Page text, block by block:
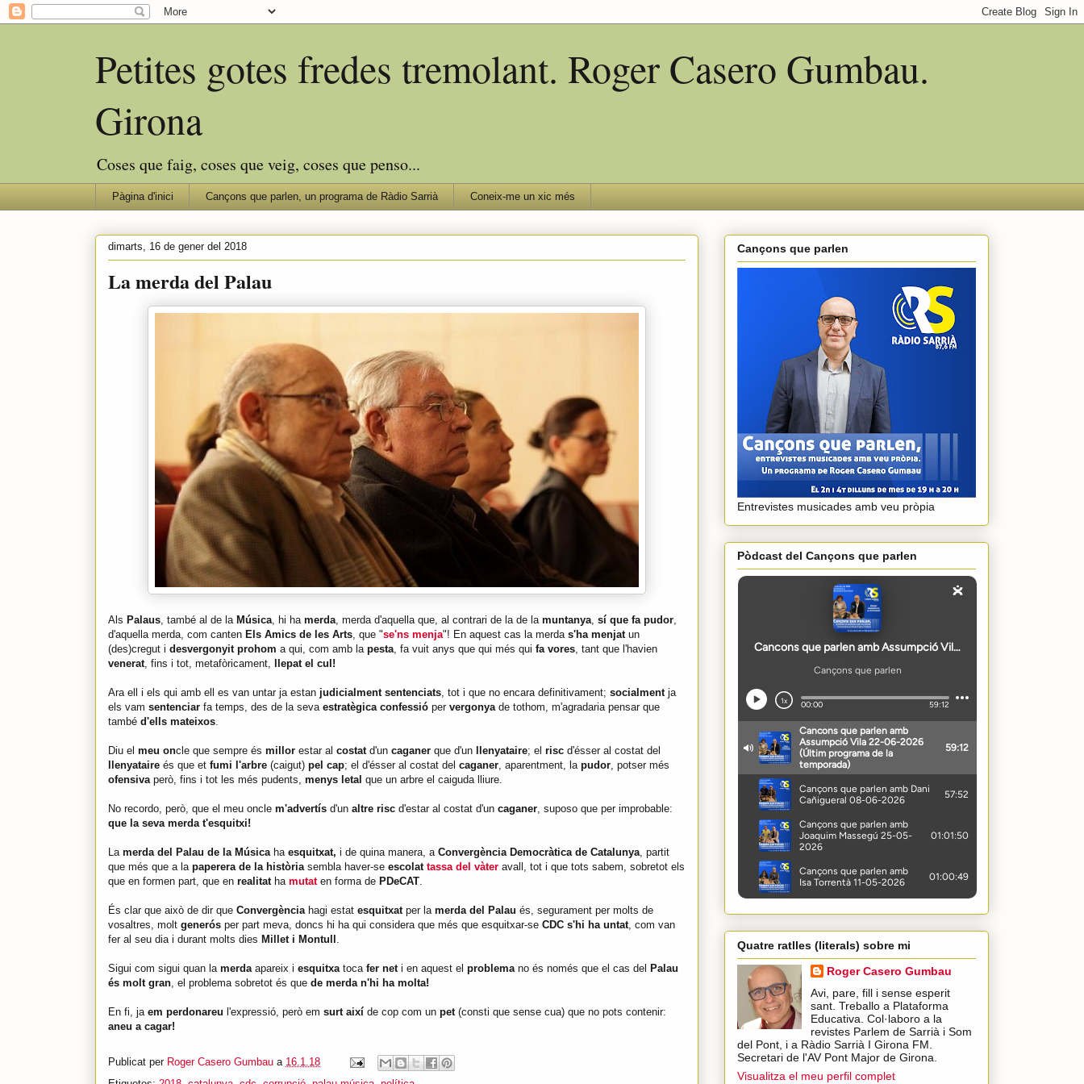
Petites gotes fredes tremolant. Roger Casero Gumbau.
Girona
Coses que faig, coses que veig, coses que penso...
Pàgina d'inici Cançons que parlen, un programa de Ràdio Sarrià Coneix-me un xic més
dimarts, 16 de gener del 2018
La merda del Palau
Als Palaus , també al de la Música , hi ha merda , merda d'aquella que, al contrari de la de la muntanya sí que fa pudor
d'aquella merda, com canten Els Amics de les Arts , que "se'ns menja"! En aquest cas la merda s'ha menjat un
(des)cregut i desvergonyit prohom a qui, com amb la pesta , fa vuit anys que qui més qui fa vores , tant que l'havien
venerat , fins i tot, metafòricament, llepat el cul!
Ara ell i els qui amb ell es van untar ja estan judicialment sentenciats , tot i que no encara definitivament; socialment ja
els vam sentenciar fa temps, des de la seva estratègica confessió per vergonya de tothom, m'agradaria pensar que
també d'ells mateixos
Diu el meu oncle que sempre és millor estar al costat d'un caganer que d'un llenyataire; el risc d'ésser al costat del
llenyataire és que et fumi l'arbre (caigut) pel cap; el d'ésser al costat del caganer , aparentment, la pudor , potser més
ofensiva però, fins i tot les més pudents, menys letal que un arbre el caiguda lliure.
No recordo, però, que el meu oncle m'advertís d'un altre risc d'estar al costat d'un caganer , suposo que per improbable:
que la seva merda t'esquitxi!
La merda del Palau de la Música ha esquitxat, i de quina manera, a Convergència Democràtica de Catalunya , partit
que més que a la paperera de la història sembla haver-se escolat tassa del vàter avall, tot i que tots sabem, sobretot els
que en formen part, que en realitat ha mutaten forma de PDeCAT
És clar que això de dir que Convergència hagi estat esquitxat per la merda del Palau és, segurament per molts de
vosaltres, molt generós per part meva, doncs hi ha qui considera que més que esquitxar-se CDC s'hi ha untat , com van
fer al seu dia i durant molts dies Millet i Montull
Sigui com sigui quan la merda apareix i esquitxa toca fer net i en aquest el problema no és només que el cas del Palau
és molt gran , el problema sobretot és que de merda n'hi ha molta!
En fi, ja em perdonareu l'expressió, però em surt així de cop com un pet (consti que sense cua) que no pots contenir:
aneu a cagar!
Publicat per Roger Casero Gumbau a 16.1.18
Cançons que parlen
Entrevistes musicades amb veu pròpia
Pòdcast del Cançons que parlen
Quatre ratlles (literals) sobre mi
Roger Casero Gumbau
Avi, pare, fill i sense esperit
sant. Treballo a Plataforma
Educativa. Col·laboro a la
revistes Parlem de Sarrià i Som
del Pont, i a Ràdio Sarrià I Girona FM.
Secretari de l'AV Pont Major de Girona.
Visualitza el meu perfil complet